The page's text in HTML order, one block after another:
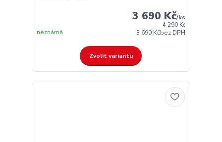
4 290 Kč
3 690 Kč/ks
3 690 Kčbez DPH
neznámá
Zvolit variantu